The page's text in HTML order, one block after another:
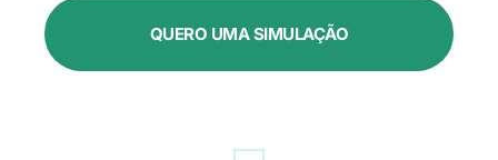
QUERO UMA SIMULAÇÃO